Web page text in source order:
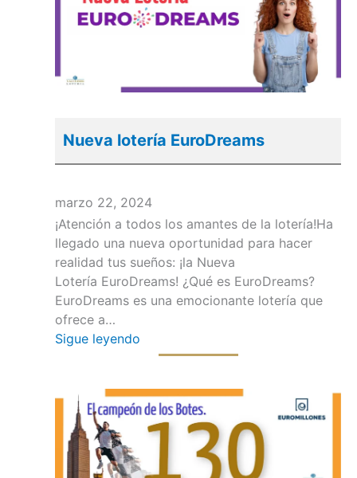
Nueva lotería EuroDreams
marzo 22, 2024
¡Atención a todos los amantes de la lotería!Ha
llegado una nueva oportunidad para hacer
realidad tus sueños: ¡la Nueva
Lotería EuroDreams! ¿Qué es EuroDreams?
EuroDreams es una emocionante lotería que
ofrece a…
Sigue leyendo